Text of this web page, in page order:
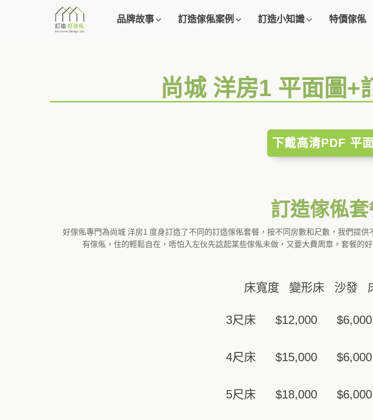
品牌故事 訂造傢俬案例 訂造小知識 特價傢俬
尚城 洋房1 平面圖+
下戴高清PDF 平
訂造傢俬
好傢俬專門為尚城 洋房1 度身訂造了不同的訂造傢俬套餐，按不同房數和尺數，我們提
有傢俬，住的輕鬆自在，唔怕入左伙先諗起某些傢俬未做，又要大費周章。套餐的
床寬度 變形床 沙發
3尺床 $12,000 $6,000
4尺床 $15,000 $6,000
5尺床 $18,000 $6,000